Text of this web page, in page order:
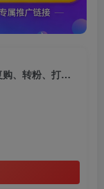
私域实操课程，精细化管理SOP、裂变、复购、转粉、打造个人IP，解决私域增量变现问题